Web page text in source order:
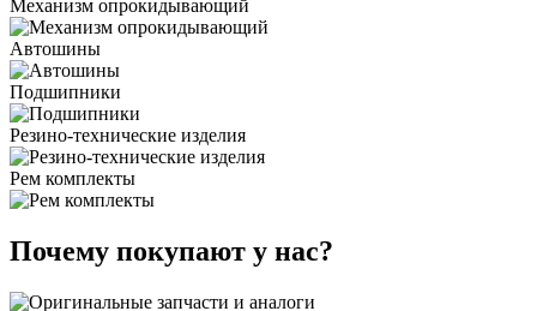
Механизм опрокидывающий
Автошины
Подшипники
Резино-технические изделия
Рем комплекты
Почему покупают у нас?